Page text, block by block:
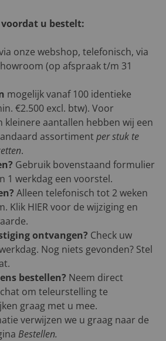
u bestelt:
onze webshop, telefonisch, via
(op afspraak t/m 31
mogelijk vanaf 100 identieke
€2.500 excl. btw). Voor
kleinere aantallen hebben wij een
assortimentper stuk te
.
Gebruik bovenstaand formulier
1 werkdag een voorstel.
Alleen telefonisch tot 2 weken
Klik HIERvoor de wijziging en
ontvangen? Check uw
Nog niets gevonden? Stel
bestellen? Neem direct
om teleurstelling te
graag met u mee.
verwijzen we u graag naar de
Bestellen.